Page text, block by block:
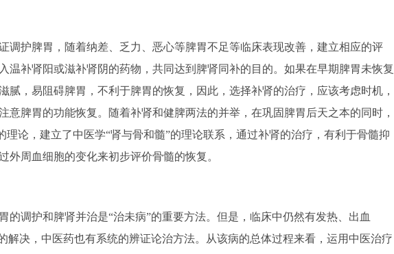
护脾胃，随着纳差、乏力、恶心等脾胃不足等临床表现改善，建立相应的评
温补肾阳或滋补肾阴的药物，共同达到脾肾同补的目的。如果在早期脾胃未恢复
腻，易阻碍脾胃，不利于脾胃的恢复，因此，选择补肾的治疗，应该考虑时机，
意脾胃的功能恢复。随着补肾和健脾两法的并举，在巩固脾胃后天之本的同时，
理论，建立了中医学“肾与骨和髓”的理论联系，通过补肾的治疗，有利于骨髓抑
外周血细胞的变化来初步评价骨髓的恢复。
调护和脾肾并治是“治未病”的重要方法。但是，临床中仍然有发热、出血
解决，中医药也有系统的辨证论治方法。从该病的总体过程来看，运用中医治疗